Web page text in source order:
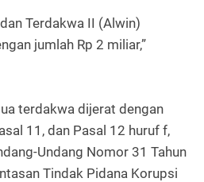
Terdakwa II (Alwin)
jumlah Rp 2 miliar,”
terdakwa dijerat dengan
11, dan Pasal 12 huruf f,
Undang Nomor 31 Tahun
Tindak Pidana Korupsi